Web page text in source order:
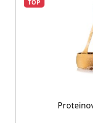
TOP